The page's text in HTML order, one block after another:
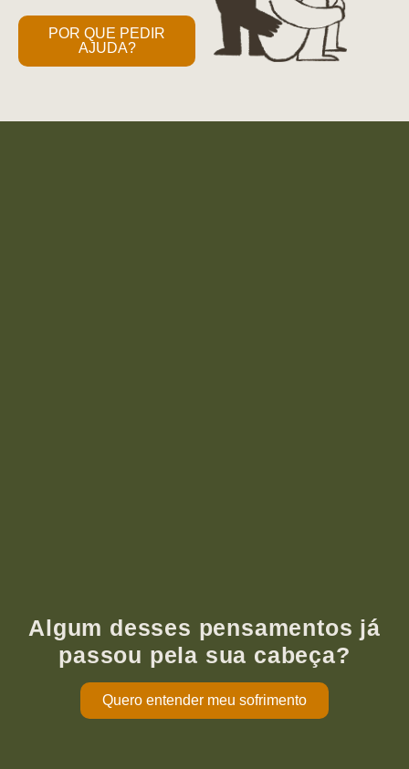
POR QUE PEDIR
AJUDA?
Algum desses pensamentos já
passou pela sua cabeça?
Quero entender meu sofrimento